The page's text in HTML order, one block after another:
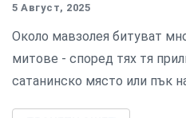
5 Август, 2025
Около мавзолея битуват
митове - според тях тя
сатанинско място или пък